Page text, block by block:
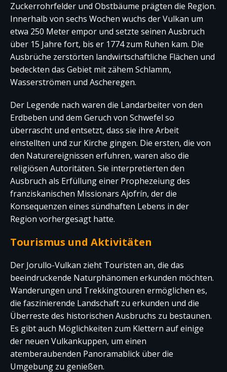
Zuckerrohrfelder und Obstbäume prägten die Region.
Innerhalb von sechs Wochen wuchs der Vulkan um
etwa 250 Meter empor und setzte seinen Ausbruch
über 15 Jahre fort, bis er 1774 zum Ruhen kam. Die
Ausbrüche zerstörten landwirtschaftliche Flächen und
bedeckten das Gebiet mit zähem Schlamm,
Wasserströmen und Ascheregen.
Der Legende nach waren die Landarbeiter von den
Erdbeben und dem Geruch von Schwefel so
überrascht und entsetzt, dass sie ihre Arbeit
einstellten und zur Kirche gingen. Die ersten, die von
den Naturereignissen erfuhren, waren also die
religiösen Autoritäten. Sie interpretierten den
Ausbruch als Erfüllung einer Prophezeiung des
franziskanischen Missionars Ajofrín, der die
Konsequenzen eines sündhaften Lebens in der
Region vorhergesagt hatte.
Tourismus und Aktivitäten
Der Jorullo-Vulkan zieht Touristen an, die das
beeindruckende Naturphänomen erkunden möchten.
Wanderungen und Trekkingtouren ermöglichen es,
die faszinierende Landschaft zu erkunden und die
Überreste des historischen Ausbruchs zu bestaunen.
Es gibt auch Möglichkeiten zum Klettern auf einige
der neuen Vulkankuppen, um einen
atemberaubenden Panoramablick über die
Umgebung zu genießen.